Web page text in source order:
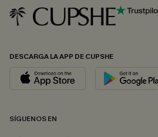
DESCARGA LA APP DE CUPSHE
SÍGUENOS EN